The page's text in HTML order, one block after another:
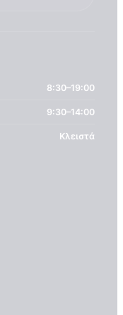
8:30–19:00
9:30–14:00
Κλειστά